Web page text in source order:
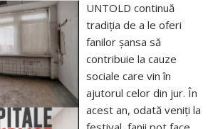
UNTOLD continuă
tradiția de a le oferi
fanilor șansa să
contribuie la cauze
sociale care vin în
ajutorul celor din jur. În
acest an, odată veniți la